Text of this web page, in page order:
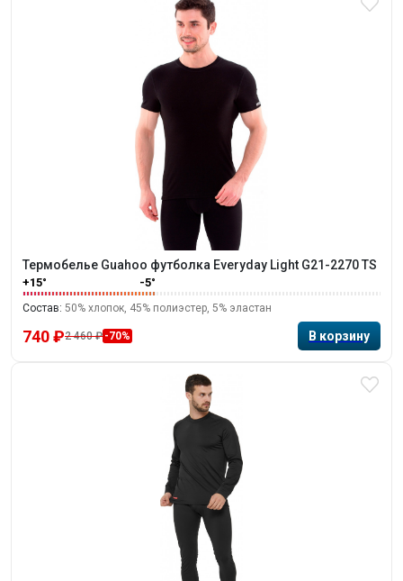
Термобелье Guahoo футболка Everyday Light G21-2270 TS
+15° -5°
Состав: 50% хлопок, 45% полиэстер, 5% эластан
740 ₽2 460 ₽ -70%